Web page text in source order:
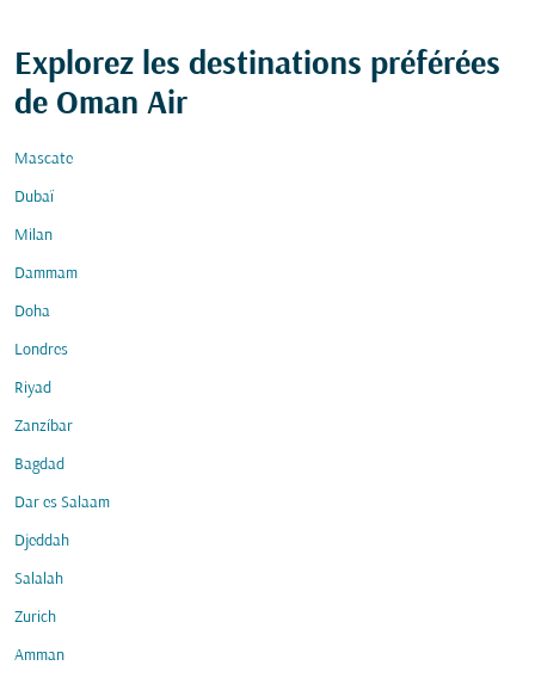
Explorez les destinations préférées
de Oman Air
Mascate
Dubaï
Milan
Dammam
Doha
Londres
Riyad
Zanzíbar
Bagdad
Dar es Salaam
Djeddah
Salalah
Zurich
Amman